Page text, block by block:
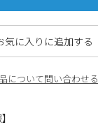
について問い合わせる
気に入りに追加する